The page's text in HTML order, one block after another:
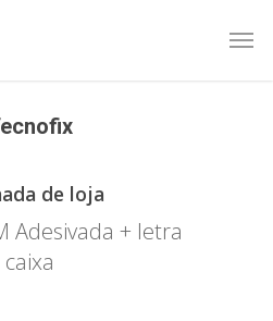
de loja
Adesivada + letra
caixa